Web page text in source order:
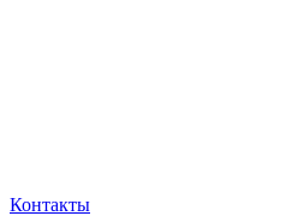
Контакты